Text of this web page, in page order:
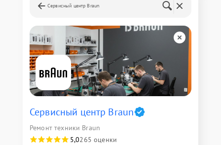
Сервисный центр Braun
Сервисный центр Braun
Ремонт техники Braun
5,0265 оценки